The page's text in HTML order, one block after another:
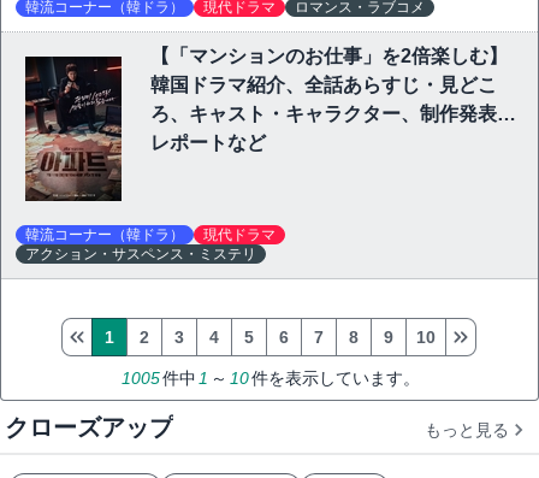
韓流コーナー（韓ドラ） 現代ドラマ ロマンス・ラブコメ
【「マンションのお仕事」を2倍楽しむ】
韓国ドラマ紹介、全話あらすじ・見どこ
ろ、キャスト・キャラクター、制作発表会
レポートなど
韓流コーナー（韓ドラ）
現代ドラマ
アクション・サスペンス・ミステリ
1005件中 1 ～ 10件を表示しています。
1 2 3 4 5 6 7 8 9 10
クローズアップ もっと見る